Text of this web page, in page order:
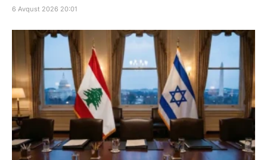
6 Avqust 2026 20:01